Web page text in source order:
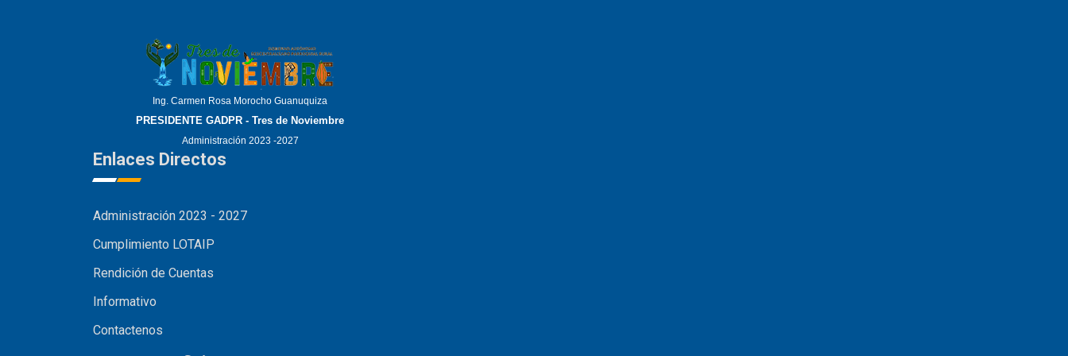
Ing. Carmen Rosa Morocho Guanuquiza
PRESIDENTE GADPR - Tres de Noviembre
Administración 2023 -2027
Enlaces Directos
Administración 2023 - 2027
Cumplimiento LOTAIP
Rendición de Cuentas
Informativo
Contactenos